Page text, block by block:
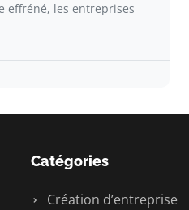
effréné, les entreprises
Catégories
Création d’entreprise